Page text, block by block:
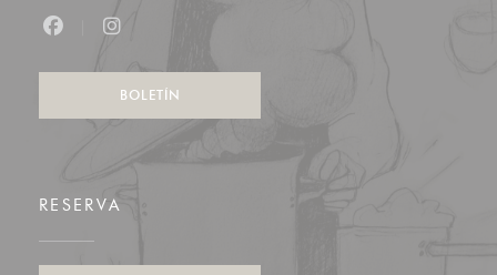
BOLETÍN
RESERVA